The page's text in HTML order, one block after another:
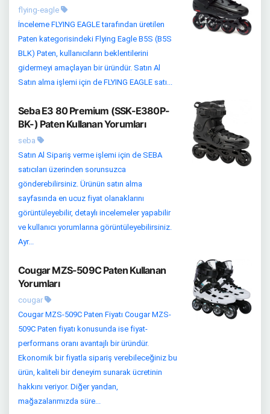
flying-eagle
İnceleme FLYING EAGLE tarafından üretilen
Paten kategorisindeki Flying Eagle B5S (B5S
BLK) Paten, kullanıcıların beklentilerini
gidermeyi amaçlayan bir üründür. Satın Al
Satın alma işlemi için de FLYING EAGLE satı...
Seba E3 80 Premium (SSK-E380P-
BK-) Paten Kullanan Yorumları
seba
Satın Al Sipariş verme işlemi için de SEBA
satıcıları üzerinden sorunsuzca
gönderebilirsiniz. Ürünün satın alma
sayfasında en ucuz fiyat olanaklarını
görüntüleyebilir, detaylı incelemeler yapabilir
ve kullanıcı yorumlarına görüntüleyebilirsiniz.
Ayr...
Cougar MZS-509C Paten Kullanan
Yorumları
cougar
Cougar MZS-509C Paten Fiyatı Cougar MZS-
509C Paten fiyatı konusunda ise fiyat-
performans oranı avantajlı bir üründür.
Ekonomik bir fiyatla sipariş verebileceğiniz bu
ürün, kaliteli bir deneyim sunarak ücretinin
hakkını veriyor. Diğer yandan,
mağazalarımızda süre...